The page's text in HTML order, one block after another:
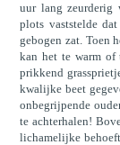
uur lang zeurderig
plots vaststelde
gebogen zat. Toen
kan het te warm of
prikkend
kwalijke beet
onbegrijpende
te achterhalen!
lichamelijke